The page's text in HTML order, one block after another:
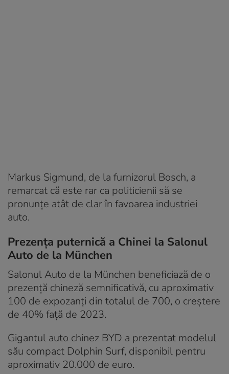
Markus Sigmund, de la furnizorul Bosch, a
remarcat că este rar ca politicienii să se
pronunțe atât de clar în favoarea industriei
auto.
Prezența puternică a Chinei la Salonul
Auto de la München
Salonul Auto de la München beneficiază de o
prezență chineză semnificativă, cu aproximativ
100 de expozanți din totalul de 700, o creștere
de 40% față de 2023.
Gigantul auto chinez BYD a prezentat modelul
său compact Dolphin Surf, disponibil pentru
aproximativ 20.000 de euro.